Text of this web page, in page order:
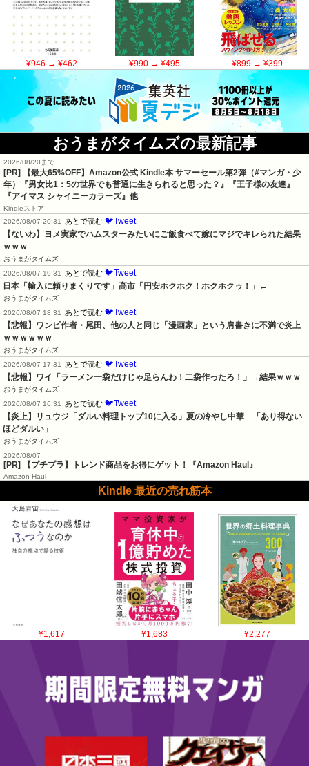
¥946→ ¥462 ¥990→ ¥495 ¥899→ ¥399
おうまがタイムズの最新記事
2026/08/20まで
[PR]
【最大65%OFF】Amazon公式 Kindle本 サマーセール第2弾（#マンガ・少
年）『男女比1：5の世界でも普通に生きられると思った？』『王子様の友達』
『アイマス シャイニーカラーズ』他
Kindleストア
2026/08/07 20:31
あとで読む 🐦Tweet
【ないわ】ヨメ実家でハムスターみたいにご飯食べて嫁にマジでキレられた結果
ｗｗｗ
おうまがタイムズ
2026/08/07 19:31
あとで読む 🐦Tweet
日本「輸入に頼りまくりです」高市「円安ホクホク！ホクホクゥ！」←
おうまがタイムズ
2026/08/07 18:31
あとで読む 🐦Tweet
【悲報】ワンピ作者・尾田、他の人と同じ「漫画家」という肩書きに不満で炎上
ｗｗｗｗｗｗ
おうまがタイムズ
2026/08/07 17:31
あとで読む 🐦Tweet
【悲報】ワイ「ラーメン一袋だけじゃ足らんわ！二袋作ったろ！」→結果ｗｗｗ
おうまがタイムズ
2026/08/07 16:31
あとで読む 🐦Tweet
【炎上】リュウジ「ダルい料理トップ10に入る」夏の冷やし中華　「あり得ない
ほどダルい」
おうまがタイムズ
2026/08/07
[PR] 【プチプラ】トレンド商品をお得にゲット！『Amazon Haul』
Amazon Haul
Kindle 最近の売れ筋本
¥1,617 ¥1,683 ¥2,277